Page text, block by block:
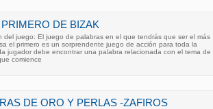
PRIMERO DE BIZAK
del juego: El juego de palabras en el que tendrás que ser el más
el primero es un sorprendente juego de acción para toda la
jugador debe encontrar una palabra relacionada con el tema de
comience
DE ORO Y PERLAS -ZAFIROS